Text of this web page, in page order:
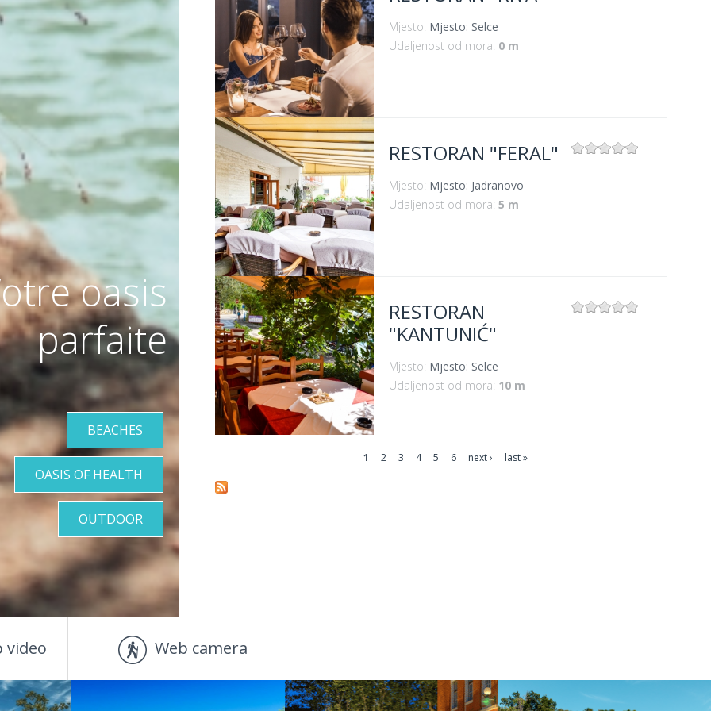
VIŠE INFORMACIJA
Mjesto: Mjesto: Selce
Udaljenost od mora: 0 m
VIŠE INFORMACIJA
RESTORAN "FERAL"
Mjesto: Mjesto: Jadranovo
Udaljenost od mora: 5 m
VIŠE INFORMACIJA
RESTORAN
"KANTUNIĆ"
Mjesto: Mjesto: Selce
Udaljenost od mora: 10 m
1 2 3 4 5 6 next › last »
oasis
parfaite
BEACHES
OASIS OF HEALTH
OUTDOOR
video Web camera